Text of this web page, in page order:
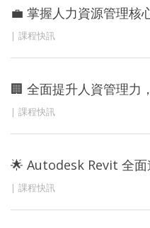
💼 掌握人力資源管理核
課程快訊
🏢 全面提升人資管理力
課程快訊
🌟 Autodesk Revit 全面
課程快訊